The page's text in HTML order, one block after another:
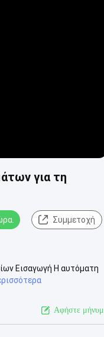
για τη
Συμμετοχή
Εισαγωγή Η αυτόματη
Αφήστε